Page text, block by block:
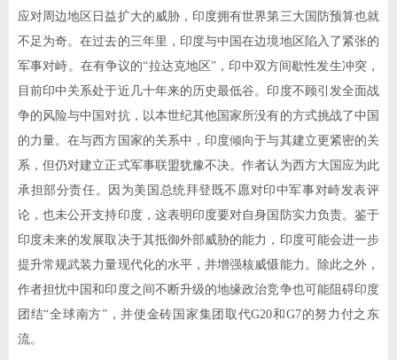
应对周边地区日益扩大的威胁，印度拥有世界第三大国防预算也就
不足为奇。在过去的三年里，印度与中国在边境地区陷入了紧张的
军事对峙。在有争议的“拉达克地区” ，印中双方间歇性发生冲突，
目前印中关系处于近几十年来的历史最低谷。印度不顾引发全面战
争的风险与中国对抗，以本世纪其他国家所没有的方式挑战了中国
的力量。在与西方国家的关系中，印度倾向于与其建立更紧密的关
系，但仍对建立正式军事联盟犹豫不决。作者认为西方大国应为此
承担部分责任。因为美国总统拜登既不愿对印中军事对峙发表评
论，也未公开支持印度，这表明印度要对自身国防实力负责。鉴于
印度未来的发展取决于其抵御外部威胁的能力，印度可能会进一步
提升常规武装力量现代化的水平，并增强核威慑能力。除此之外，
作者担忧中国和印度之间不断升级的地缘政治竞争也可能阻碍印度
团结“全球南方”，并使金砖国家集团取代G20和G7的努力付之东
流。